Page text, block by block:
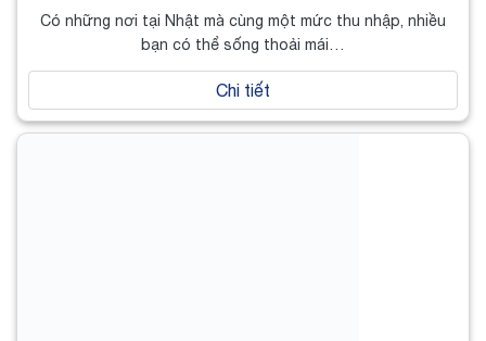
Có những nơi tại Nhật mà cùng một mức thu nhập, nhiều
bạn có thể sống thoải mái…
Chi tiết